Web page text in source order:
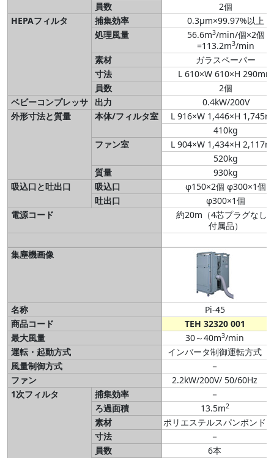
員数
2個
HEPAフィルタ
捕集効率
0.3μm×99.97%以上
処理風量
56.6m3/min/個×2個
=113.2m3/min
素材
ガラスペーパー
寸法
L 610×W 610×H 290mm
員数
2個
ベビーコンプレッサ
出力
0.4kW/200V
外形寸法と質量
本体/フィルタ室
L 916×W 1,446×H
410kg
ファン室
L 904×W 1,434×H
520kg
質量
930kg
吸込口と吐出口
吸込口
φ150×2個 φ300×1個
吐出口
φ300×1個
電源コード
約20m（4芯プラグなし
付属品）
集塵機画像
名称
Pi-45
商品コード
TEH 32320 001
最大風量
30～40m3/min
運転・起動方式
インバータ制御運転方式
風量制御方式
－
ファン
2.2kW/200V/ 50/60Hz
1次フィルタ
捕集効率
－
ろ過面積
13.5m2
素材
ポリエステルスパンボンド
寸法
－
員数
6本